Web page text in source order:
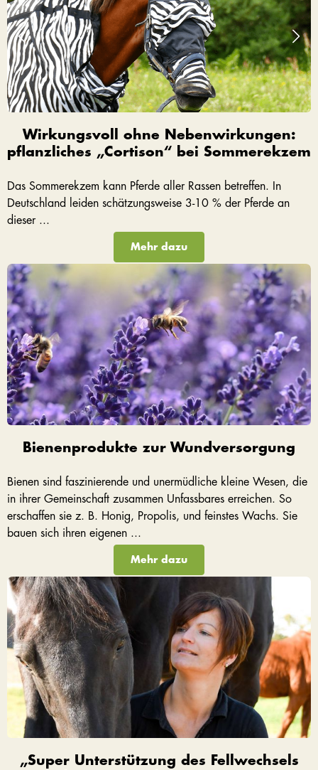
Wirkungsvoll ohne Nebenwirkungen:
pflanzliches „Cortison“ bei Sommerekzem
Das Sommerekzem kann Pferde aller Rassen betreffen. In
Deutschland leiden schätzungsweise 3-10 % der Pferde an
dieser ...
Mehr dazu
Bienenprodukte zur Wundversorgung
Bienen sind faszinierende und unermüdliche kleine Wesen, die
in ihrer Gemeinschaft zusammen Unfassbares erreichen. So
erschaffen sie z. B. Honig, Propolis, und feinstes Wachs. Sie
bauen sich ihren eigenen ...
Mehr dazu
„Super Unterstützung des Fellwechsels